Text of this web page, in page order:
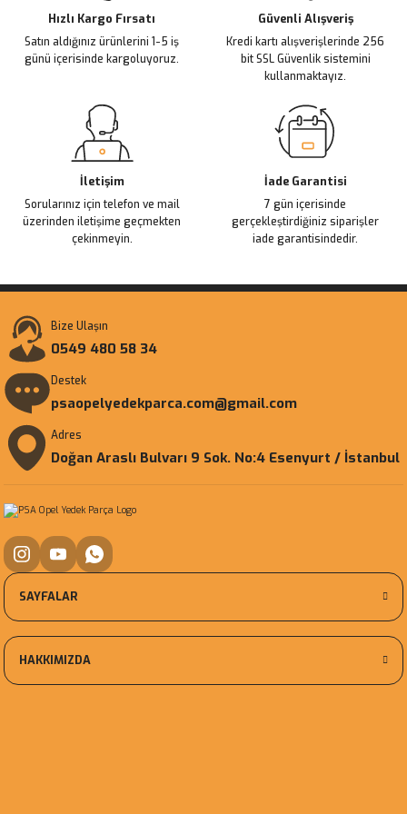
Ürün fiyatı diğer sitelerden daha pahalı.
Bu ürüne benzer farklı alternatifler olmalı.
Hızlı Kargo Fırsatı
Satın aldığınız ürünlerini 1-5 iş
günü içerisinde kargoluyoruz.
Güvenli Alışveriş
Kredi kartı alışverişlerinde 256
bit SSL Güvenlik sistemini
kullanmaktayız.
İletişim
Sorularınız için telefon ve mail
üzerinden iletişime geçmekten
çekinmeyin.
İade Garantisi
7 gün içerisinde
gerçekleştirdiğiniz siparişler
iade garantisindedir.
Bize Ulaşın
0549 480 58 34
Destek
psaopelyedekparca.com@gmail.com
Adres
Doğan Araslı Bulvarı 9 Sok. No:4 Esenyurt / İstanbul
SAYFALAR
HAKKIMIZDA